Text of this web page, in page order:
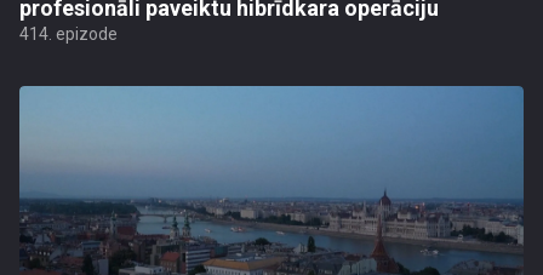
profesionāli paveiktu hibrīdkara operāciju
414. epizode